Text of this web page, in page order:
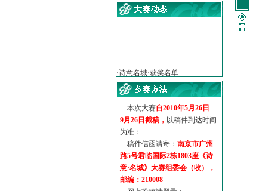
·诗意名城·地铁时间
地铁完美呈现【诗意·名城...
参赛作品多达5000多首
“诗意·名城”晒诗会
特别通知--致广大诗词爱好...
本次大赛自2010年5月26日—
9月26日截稿， 以稿件到达时间
为准：
稿件信函请寄： 南京市广州
路5号君临国际2栋1803座《诗
意·名城》大赛组委会（收），
邮编：210008